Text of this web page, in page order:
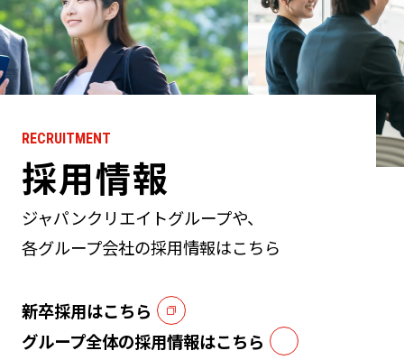
RECRUITMENT
採用情報
ジャパンクリエイトグループや、
各グループ会社の採用情報はこちら
新卒採用はこちら
グループ全体の採用情報はこちら